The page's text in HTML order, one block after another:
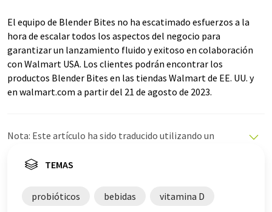
El equipo de Blender Bites no ha escatimado esfuerzos a la
hora de escalar todos los aspectos del negocio para
garantizar un lanzamiento fluido y exitoso en colaboración
con Walmart USA. Los clientes podrán encontrar los
productos Blender Bites en las tiendas Walmart de EE. UU. y
en walmart.com a partir del 21 de agosto de 2023.
Nota: Este artículo ha sido traducido utilizando un
ofrece estas traducciones automáticas para presentar
este artículo ha sido traducido con traducción
automática, es posible que contenga errores de
TEMAS
probióticos bebidas vitamina D